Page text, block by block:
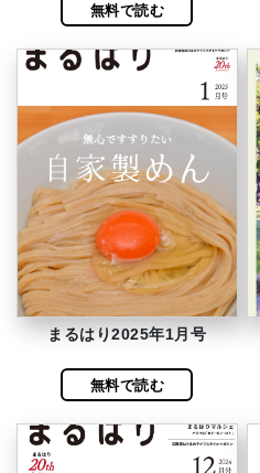
無料で読む
まるはり2025年1月号
無料で読む